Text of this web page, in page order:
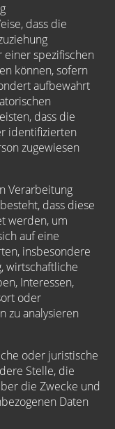
dass die
spezifischen
können, sofern
aufbewahrt
dass die
identifizierten
zugewiesen
Verarbeitung
dass diese
werden, um
auf eine
insbesondere
wirtschaftliche
Interessen,
oder
zu analysieren
oder juristische
Stelle, die
die Zwecke und
Daten